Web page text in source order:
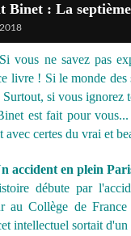
Binet : La
Si vous ne savez pas
livre ! Si le monde des
si vous ignorez
est fait pour
avec certes du vrai et
accident en plein
débute par
au Collège de
intellectuel sortait